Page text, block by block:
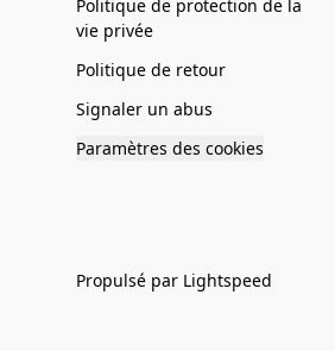
Politique de protection de la
vie privée
Politique de retour
Signaler un abus
Paramètres des cookies
Propulsé par Lightspeed